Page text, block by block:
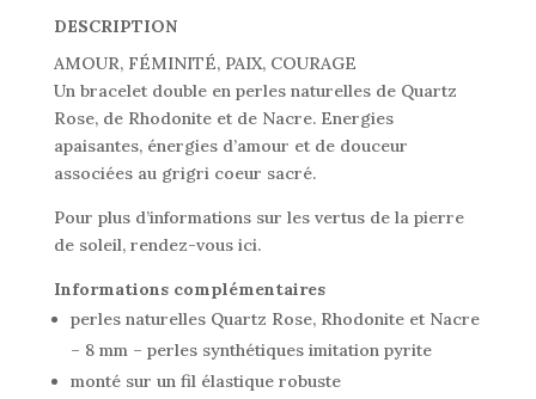
DESCRIPTION
AMOUR, FÉMINITÉ, PAIX, COURAGE
Un bracelet double en perles naturelles de Quartz
Rose, de Rhodonite et de Nacre. Energies
apaisantes, énergies d’amour et de douceur
associées au grigri coeur sacré.
Pour plus d’informations sur les vertus de la pierre
de soleil, rendez-vous ici.
Informations complémentaires
perles naturelles Quartz Rose, Rhodonite et Nacre
– 8 mm – perles synthétiques imitation pyrite
monté sur un fil élastique robuste